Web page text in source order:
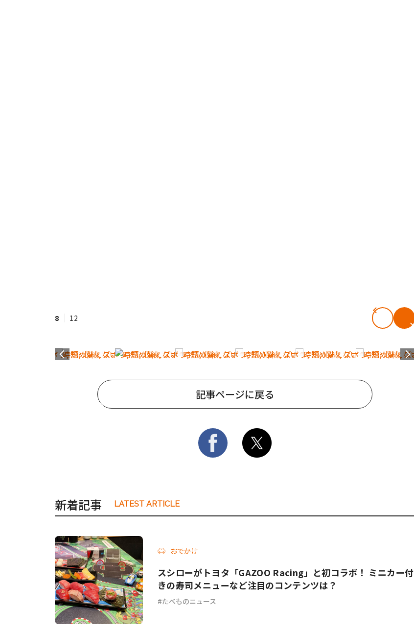
8 12
記事ページに戻る
新着記事 LATEST ARTICLE
おでかけ
スシローがトヨタ「GAZOO Racing」と初コラボ！ ミニカー付
きの寿司メニューなど注目のコンテンツは？
たべものニュース